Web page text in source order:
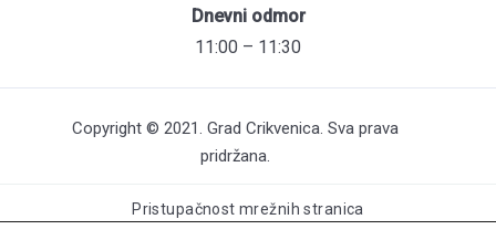
Dnevni odmor
11:00 – 11:30
Copyright © 2021. Grad Crikvenica. Sva prava
pridržana.
Pristupačnost mrežnih stranica